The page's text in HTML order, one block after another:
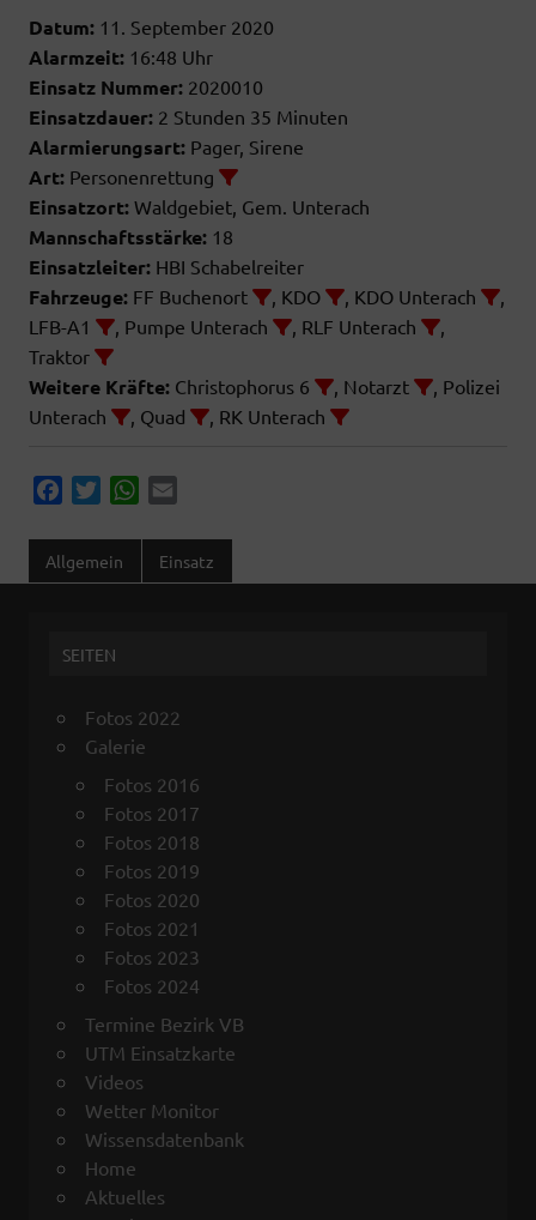
Datum: 11. September 2020
Alarmzeit: 16:48 Uhr
Einsatz Nummer: 2020010
Einsatzdauer: 2 Stunden 35 Minuten
Alarmierungsart: Pager, Sirene
Art: Personenrettung
Einsatzort: Waldgebiet, Gem. Unterach
Mannschaftsstärke: 18
Einsatzleiter: HBI Schabelreiter
Fahrzeuge: FF Buchenort , KDO , KDO Unterach
LFB-A1
, Pumpe Unterach , RLF Unterach
Traktor
Weitere Kräfte: Christophorus 6 , Notarzt
, Polizei
Unterach
, Quad , RK Unterach
e
o
t
r
W
t
i
Allgemein Einsatz
SEITEN
Fotos 2022
Galerie
Fotos 2016
Fotos 2017
Fotos 2018
Fotos 2019
Fotos 2020
Fotos 2021
Fotos 2023
Fotos 2024
Termine Bezirk VB
UTM Einsatzkarte
Videos
Wetter Monitor
Wissensdatenbank
Home
Aktuelles